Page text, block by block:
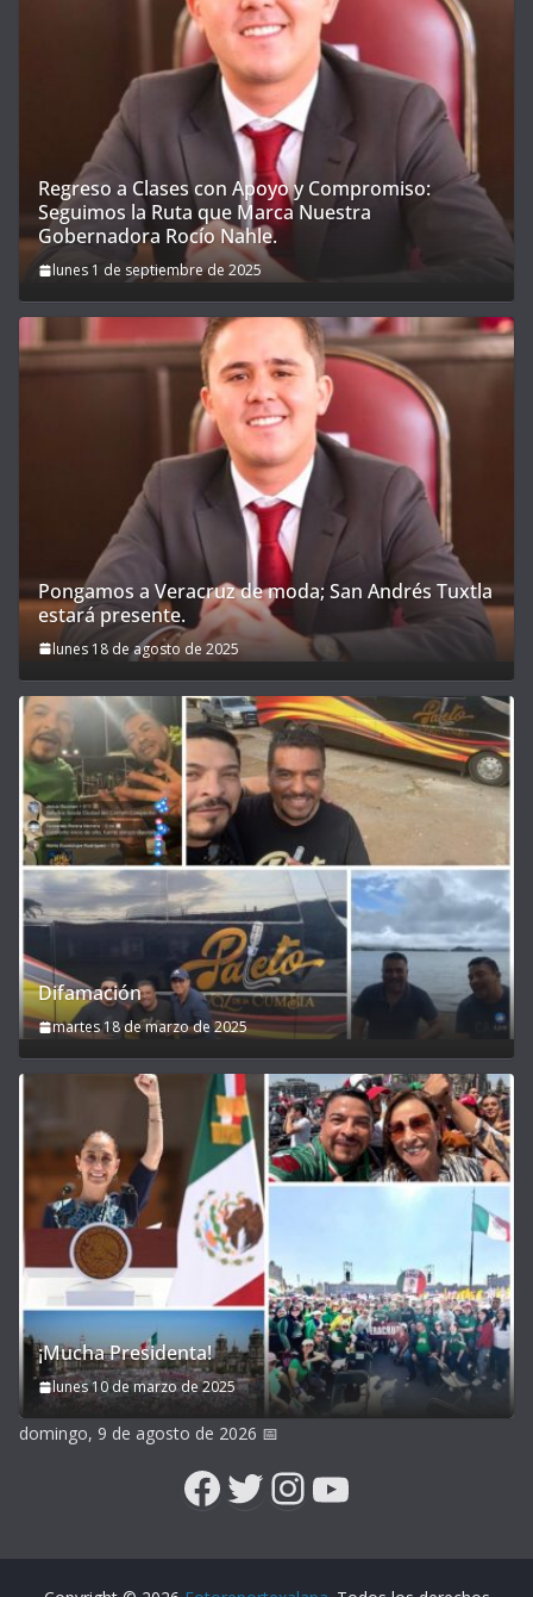
Regreso a Clases con Apoyo y Compromiso:
Seguimos la Ruta que Marca Nuestra
Gobernadora Rocío Nahle.
lunes 1 de septiembre de 2025
Pongamos a Veracruz de moda; San Andrés Tuxtla
estará presente.
lunes 18 de agosto de 2025
Difamación
martes 18 de marzo de 2025
¡Mucha Presidenta!
lunes 10 de marzo de 2025
domingo, 9 de agosto de 2026 📅
Facebook
Twitter
Instagram
YouTube